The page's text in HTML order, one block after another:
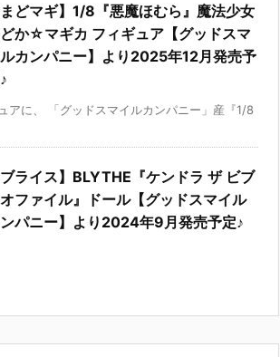
まどマギ】1/8『悪魔ほむら』魔法少女
か☆マギカ フィギュア【グッドスマ
カンパニー】より2025年12月発売予
アに、 「グッドスマイルカンパニー」産『1/8
ブライス】BLYTHE『ケンドラ ザ ビブ
ファイル』ドール【グッドスマイル
パニー】より2024年9月発売予定♪